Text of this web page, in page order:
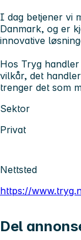
I dag betjener vi
Danmark, og er
innovative
Hos Tryg
vilkår, det
trenger det som
Sektor
Privat
Nettsted
https://
Del